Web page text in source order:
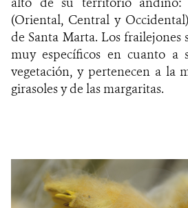
(Oriental, Central y
de Santa Marta. Los frailejones
muy específicos en cuanto a
vegetación, y pertenecen a la
girasoles y de las margaritas.